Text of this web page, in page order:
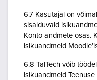
6.7 Kasutajal on
sisalduvaid
Konto andmete osas.
isikuandmeid
6.8 TalTech võib
isikuandmeid